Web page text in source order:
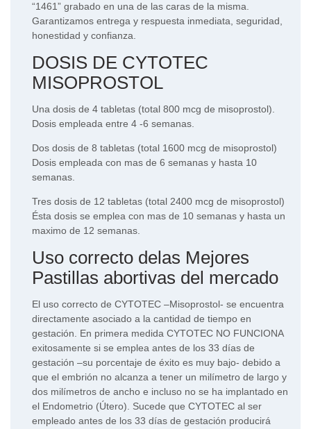
“1461” grabado en una de las caras de la misma.
Garantizamos entrega y respuesta inmediata, seguridad,
honestidad y confianza.
DOSIS DE CYTOTEC
MISOPROSTOL
Una dosis de 4 tabletas (total 800 mcg de misoprostol).
Dosis empleada entre 4 -6 semanas.
Dos dosis de 8 tabletas (total 1600 mcg de misoprostol)
Dosis empleada con mas de 6 semanas y hasta 10
semanas.
Tres dosis de 12 tabletas (total 2400 mcg de misoprostol)
Ésta dosis se emplea con mas de 10 semanas y hasta un
maximo de 12 semanas.
Uso correcto delas Mejores
Pastillas abortivas del mercado
El uso correcto de CYTOTEC –Misoprostol- se encuentra
directamente asociado a la cantidad de tiempo en
gestación. En primera medida CYTOTEC NO FUNCIONA
exitosamente si se emplea antes de los 33 días de
gestación –su porcentaje de éxito es muy bajo- debido a
que el embrión no alcanza a tener un milímetro de largo y
dos milímetros de ancho e incluso no se ha implantado en
el Endometrio (Útero). Sucede que CYTOTEC al ser
empleado antes de los 33 días de gestación producirá